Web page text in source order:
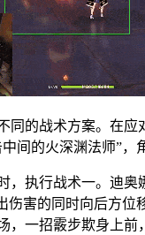
的战术方案。在应
间的火深渊法师”，
执行战术一。迪奥
伤害的同时向后方位
，一招霰步欺身上前